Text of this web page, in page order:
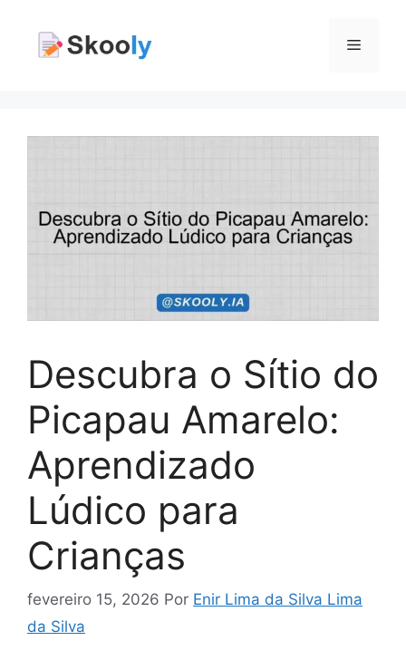
Menu
Descubra o Sítio do
Picapau Amarelo:
Aprendizado
Lúdico para
Crianças
fevereiro 15, 2026 Por Enir Lima da Silva Lima
da Silva